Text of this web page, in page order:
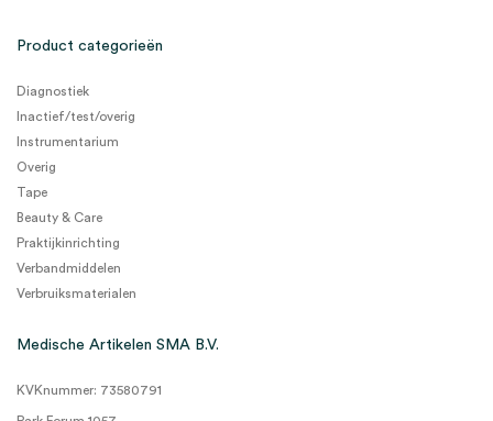
Product categorieën
Diagnostiek
Inactief/test/overig
Instrumentarium
Overig
Tape
Beauty & Care
Praktijkinrichting
Verbandmiddelen
Verbruiksmaterialen
Medische Artikelen SMA B.V.
KVKnummer: 73580791